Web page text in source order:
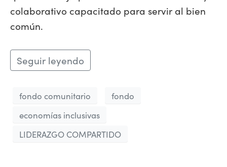
colaborativo capacitado para servir al bien
común.
Seguir leyendo
fondo comunitario
fondo
economías inclusivas
LIDERAZGO COMPARTIDO